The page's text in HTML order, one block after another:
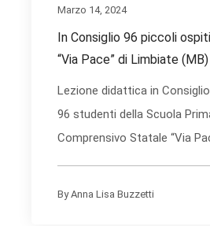
Marzo 14, 2024
In Consiglio 96 piccoli
“Via Pace” di Limbiate (MB)
Lezione didattica in
96 studenti della Scuola
Comprensivo Statale “Via
ByAnna Lisa Buzzetti